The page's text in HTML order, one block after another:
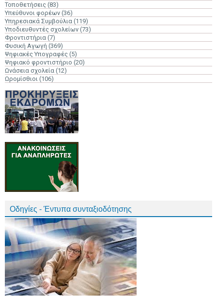
Τοποθετήσεις (83)
Υπεύθυνοι φορέων (36)
Υπηρεσιακά Συμβούλια (119)
Υποδιευθυντές σχολείων (73)
Φροντιστήρια (7)
Φυσική Αγωγή (369)
Ψηφιακές Υπογραφές (5)
Ψηφιακό φροντιστήριο (20)
Ωνάσεια σχολεία (12)
Ωρομίσθιοι (106)
Οδηγίες - Έντυπα συνταξιοδότησης